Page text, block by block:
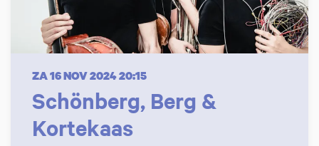
Schönberg, Berg &
Kortekaas
ZA 16 NOV 202420:15